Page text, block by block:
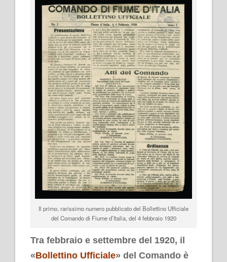
Il primo, rarissimo numero pubblicato del Bollettino Ufficiale
del Comando di Fiume d’Italia, del 4 febbraio 1920
Tra febbraio e settembre del 1920, il
«Bollettino Ufficiale» del Comando è